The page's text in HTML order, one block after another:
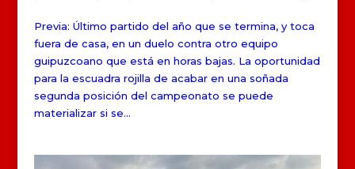
Previa: Último partido del año que se termina, y toca
fuera de casa, en un duelo contra otro equipo
guipuzcoano que está en horas bajas. La oportunidad
para la escuadra rojilla de acabar en una soñada
segunda posición del campeonato se puede
materializar si se...